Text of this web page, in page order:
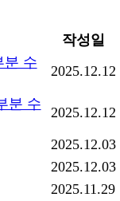
작성일
분 수
2025.12.12
분 수
2025.12.12
2025.12.03
2025.12.03
2025.11.29